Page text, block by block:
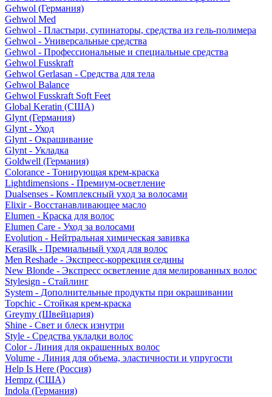
Gehwol (Германия)
Gehwol Med
Gehwol - Пластыри, супинаторы, средства из гель-полимера
Gehwol - Универсальные средства
Gehwol - Профессиональные и специальные средства
Gehwol Fusskraft
Gehwol Gerlasan - Средства для тела
Gehwol Balance
Gehwol Fusskraft Soft Feet
Global Keratin (США)
Glynt (Германия)
Glynt - Уход
Glynt - Окрашивание
Glynt - Укладка
Goldwell (Германия)
Colorance - Тонирующая крем-краска
Lightdimensions - Премиум-осветление
Dualsenses - Комплексный уход за волосами
Elixir - Восстанавливающее масло
Elumen - Краска для волос
Elumen Care - Уход за волосами
Evolution - Нейтральная химическая завивка
Kerasilk - Премиальный уход для волос
Men Reshade - Экспресс-коррекция седины
New Blonde - Экспресс осветление для мелированных волос
Stylesign - Стайлинг
System - Дополнительные продукты при окрашивании
Topchic - Стойкая крем-краска
Greymy (Швейцария)
Shine - Свет и блеск изнутри
Style - Средства укладки волос
Color - Линия для окрашенных волос
Volume - Линия для объема, эластичности и упругости
Help Is Here (Россия)
Hempz (США)
Indola (Германия)